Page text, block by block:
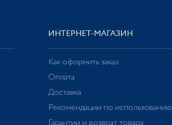
ИНТЕРНЕТ-МАГАЗИН
Как оформить заказ
Оплата
Доставка
Рекомендации по использованию